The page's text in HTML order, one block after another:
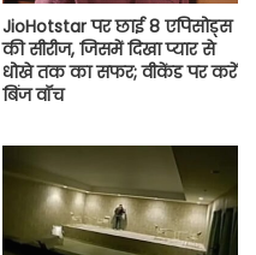
JioHotstar पर छाई 8 एपिसोड्स
की सीरीज, जिसमें दिखा प्यार से
धोखे तक का सफर; वीकेंड पर करें
बिंज वॉच